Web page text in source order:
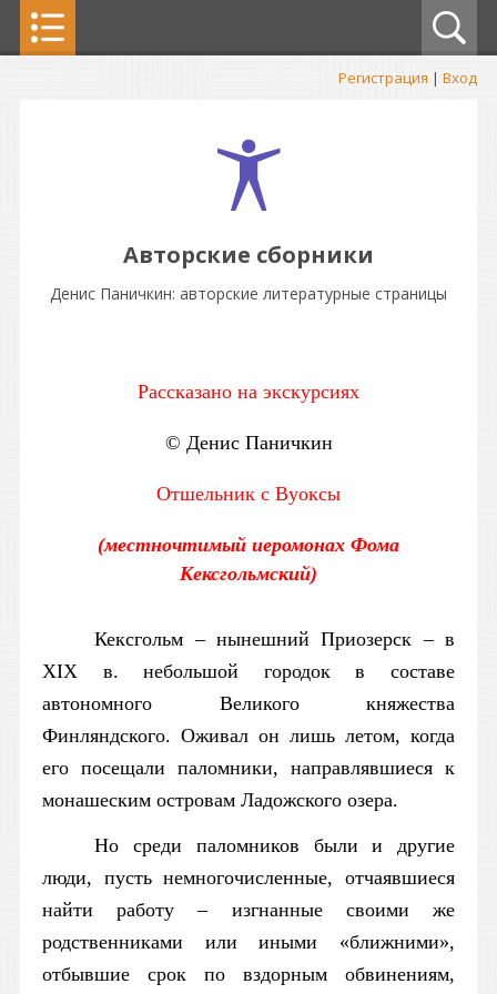
Регистрация | Вход
Авторские сборники
Денис Паничкин: авторские литературные страницы
Рассказано на экскурсиях
© Денис Паничкин
Отшельник с Вуоксы
(местночтимый иеромонах Фома
Кексгольмский)
Кексгольм – нынешний Приозерск – в
XIX в. небольшой городок в составе
автономного Великого княжества
Финляндского. Оживал он лишь летом, когда
его посещали паломники, направлявшиеся к
монашеским островам Ладожского озера.
Но среди паломников были и другие
люди, пусть немногочисленные, отчаявшиеся
найти работу – изгнанные своими же
родственниками или иными «ближними»,
отбывшие срок по вздорным обвинениям,